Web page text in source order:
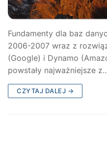
Fundamenty dla baz
2006-2007 wraz z
(Google) i Dynamo
powstały najważniejsze
CZYTAJ DALEJ →